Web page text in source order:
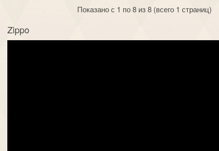
Показано с 1 по 8 из 8 (всего 1 страниц)
Zippo